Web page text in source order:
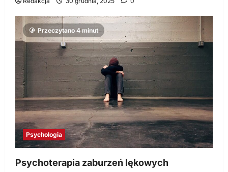
Przeczytano 4 minut
Psychologia
Psychoterapia zaburzeń lękowych